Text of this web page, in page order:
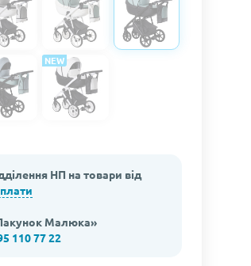
NEW
НП на товари від
Малюка»
110 77 22